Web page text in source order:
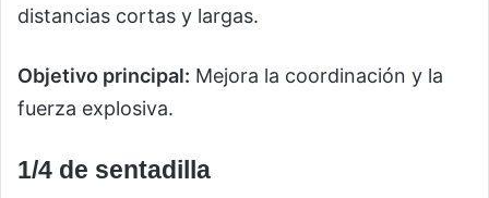
distancias cortas y largas.
Objetivo principal: Mejora la coordinación y la
fuerza explosiva.
1/4 de sentadilla